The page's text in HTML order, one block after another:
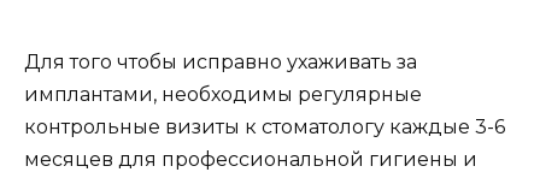
Для того чтобы исправно ухаживать за
имплантами, необходимы регулярные
контрольные визиты к стоматологу каждые 3-6
месяцев для профессиональной гигиены и